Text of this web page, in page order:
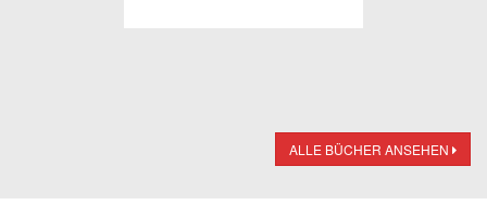
ALLE BÜCHER ANSEHEN